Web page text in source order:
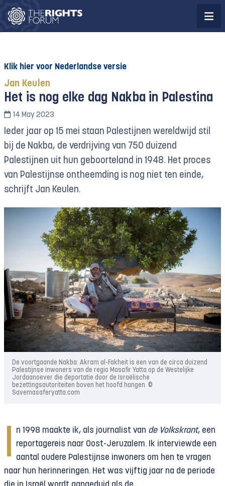
Klik hier voor Nederlandse versie
Jan Keulen
Het is nog elke dag Nakba in Palestina
14 May 2023
Ieder jaar op 15 mei staan Palestijnen wereldwijd stil
bij de Nakba, de verdrijving van 750 duizend
Palestijnen uit hun geboorteland in 1948. Het proces
van Palestijnse ontheemding is nog niet ten einde,
schrijft Jan Keulen.
De voortgaande Nakba: Akram al-Fakheit is een van de circa duizend
Palestijnse inwoners van de regio Masafir Yatta op de Westelijke
Jordaanoever die deportatie door de Israëlische
bezettingsautoriteiten boven het hoofd hangen. ©
Savemasaferyatta.com
I n 1998 maakte ik, als journalist van de Volkskrant, een
reportagereis naar Oost-Jeruzalem. Ik interviewde een
aantal oudere Palestijnse inwoners om hen te vragen
naar hun herinneringen. Het was vijftig jaar na de periode